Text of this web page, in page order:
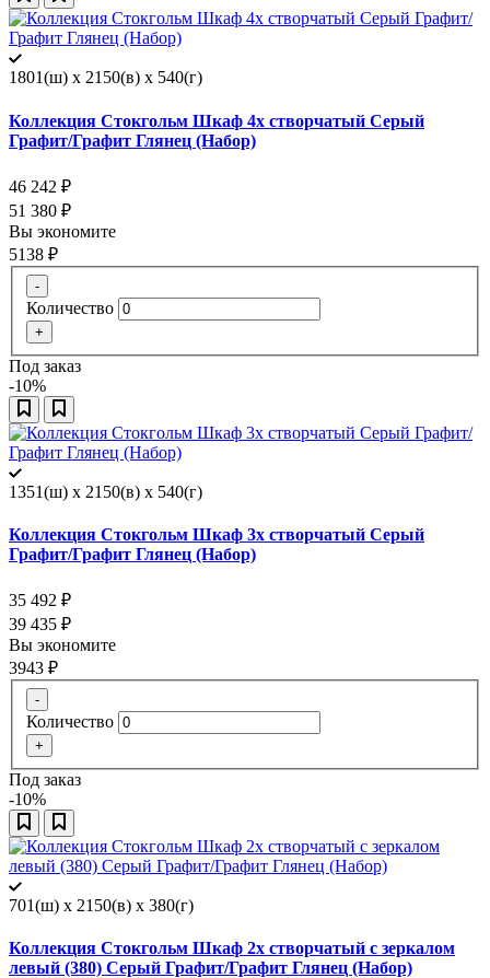
1801(ш) x 2150(в) x 540(г)
Коллекция Стокгольм Шкаф 4х створчатый Серый
Графит/Графит Глянец (Набор)
46 242 ₽
51 380 ₽
Вы экономите
5138 ₽
-
Количество
+
Под заказ
-10%
1351(ш) x 2150(в) x 540(г)
Коллекция Стокгольм Шкаф 3х створчатый Серый
Графит/Графит Глянец (Набор)
35 492 ₽
39 435 ₽
Вы экономите
3943 ₽
-
Количество
+
Под заказ
-10%
701(ш) x 2150(в) x 380(г)
Коллекция Стокгольм Шкаф 2х створчатый с зеркалом
левый (380) Серый Графит/Графит Глянец (Набор)